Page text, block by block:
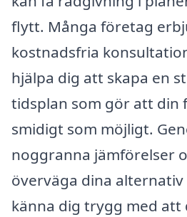
flytt. Många företag
kostnadsfria
hjälpa dig att skapa en
tidsplan som gör att din
smidigt som möjligt.
noggranna jämförelser
överväga dina alternativ
känna dig trygg med att